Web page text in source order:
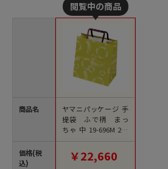
商品名
価格(税
込)
ヤマニパッケージ 手
提袋 ふで柄 まっ
ちゃ 中 19-696M 200
枚/束（ご注文単位1
束）【直送品】
￥22,660